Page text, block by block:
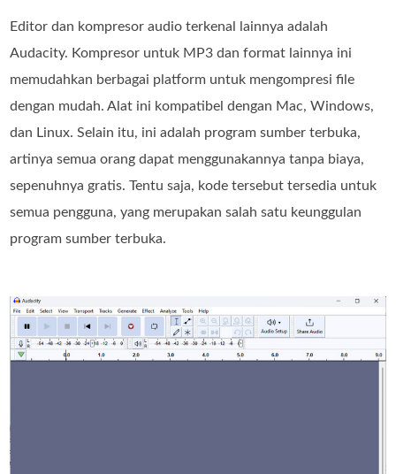
Editor dan kompresor audio terkenal lainnya adalah
Audacity. Kompresor untuk MP3 dan format lainnya ini
memudahkan berbagai platform untuk mengompresi file
dengan mudah. Alat ini kompatibel dengan Mac, Windows,
dan Linux. Selain itu, ini adalah program sumber terbuka,
artinya semua orang dapat menggunakannya tanpa biaya,
sepenuhnya gratis. Tentu saja, kode tersebut tersedia untuk
semua pengguna, yang merupakan salah satu keunggulan
program sumber terbuka.